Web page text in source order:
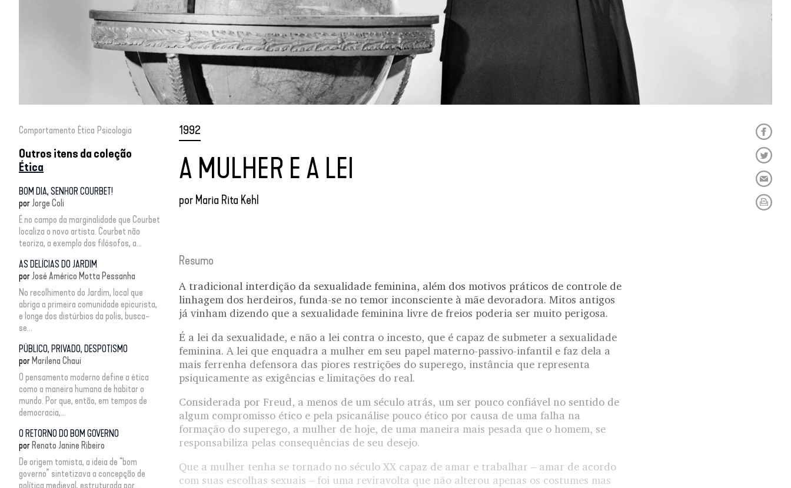
Comportamento Ética Psicologia
Outros itens da coleção
Ética
BOM DIA, SENHOR COURBET!
por Jorge Coli
É no campo da marginalidade que Courbet
localiza o novo artista. Courbet não
teoriza, a exemplo dos filósofos, a...
AS DELÍCIAS DO JARDIM
por José Américo Motta Pessanha
No recolhimento do Jardim, local que
abriga a primeira comunidade epicurista,
e longe dos distúrbios da polis, busca-
se...
PÚBLICO, PRIVADO, DESPOTISMO
por Marilena Chaui
O pensamento moderno define a ética
como a maneira humana de habitar o
mundo. Por que, então, em tempos de
democracia,...
O RETORNO DO BOM GOVERNO
por Renato Janine Ribeiro
De origem tomista, a ideia de “bom
governo” sintetizava a concepção de
política medieval, estruturada por...
1992
A MULHER E A LEI
por Maria Rita Kehl
Resumo
A tradicional interdição da sexualidade feminina, além dos motivos práticos de controle de
linhagem dos herdeiros, funda-se no temor inconsciente à mãe devoradora. Mitos antigos
já vinham dizendo que a sexualidade feminina livre de freios poderia ser muito perigosa.
É a lei da sexualidade, e não a lei contra o incesto, que é capaz de submeter a sexualidade
feminina. A lei que enquadra a mulher em seu papel materno-passivo-infantil e faz dela a
mais ferrenha defensora das piores restrições do superego, instância que representa
psiquicamente as exigências e limitações do real.
Considerada por Freud, a menos de um século atrás, um ser pouco confiável no sentido de
algum compromisso ético e pela psicanálise pouco ético por causa de uma falha na
formação do superego, a mulher de hoje, de uma maneira mais pesada que o homem, se
responsabiliza pelas consequências de seu desejo.
Que a mulher tenha se tornado no século XX capaz de amar e trabalhar – amar de acordo
com suas escolhas sexuais – foi uma reviravolta que não alterou apenas os costumes mas